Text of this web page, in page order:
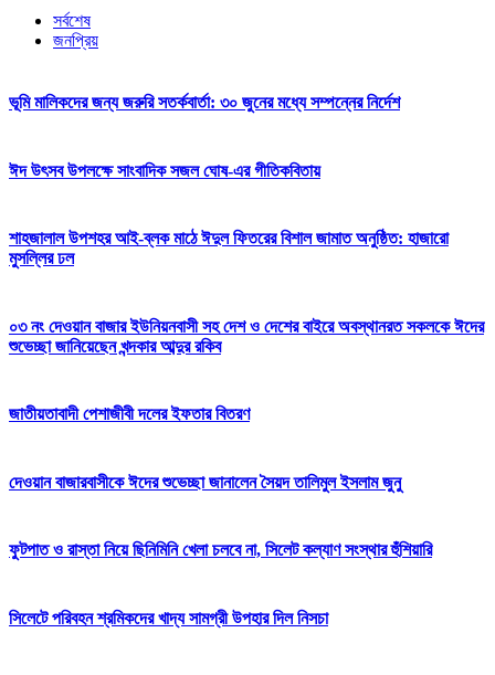
সর্বশেষ
জনপ্রিয়
ভূমি মালিকদের জন্য জরুরি সতর্কবার্তা: ৩০ জুনের মধ্যে সম্পন্নের নির্দেশ
ঈদ উৎসব উপলক্ষে সাংবাদিক সজল ঘোষ-এর গীতিকবিতায়
শাহজালাল উপশহর আই-ব্লক মাঠে ঈদুল ফিতরের বিশাল জামাত অনুষ্ঠিত: হাজারো
মুসল্লির ঢল
০৩ নং দেওয়ান বাজার ইউনিয়নবাসী সহ দেশ ও দেশের বাইরে অবস্থানরত সকলকে ঈদের
শুভেচ্ছা জানিয়েছেন খন্দকার আব্দুর রকিব
জাতীয়তাবাদী পেশাজীবী দলের ইফতার বিতরণ
দেওয়ান বাজারবাসীকে ঈদের শুভেচ্ছা জানালেন সৈয়দ তালিমুল ইসলাম জুনু
ফুটপাত ও রাস্তা নিয়ে ছিনিমিনি খেলা চলবে না, সিলেট কল্যাণ সংস্থার হুঁশিয়ারি
সিলেটে পরিবহন শ্রমিকদের খাদ্য সামগ্রী উপহার দিল নিসচা